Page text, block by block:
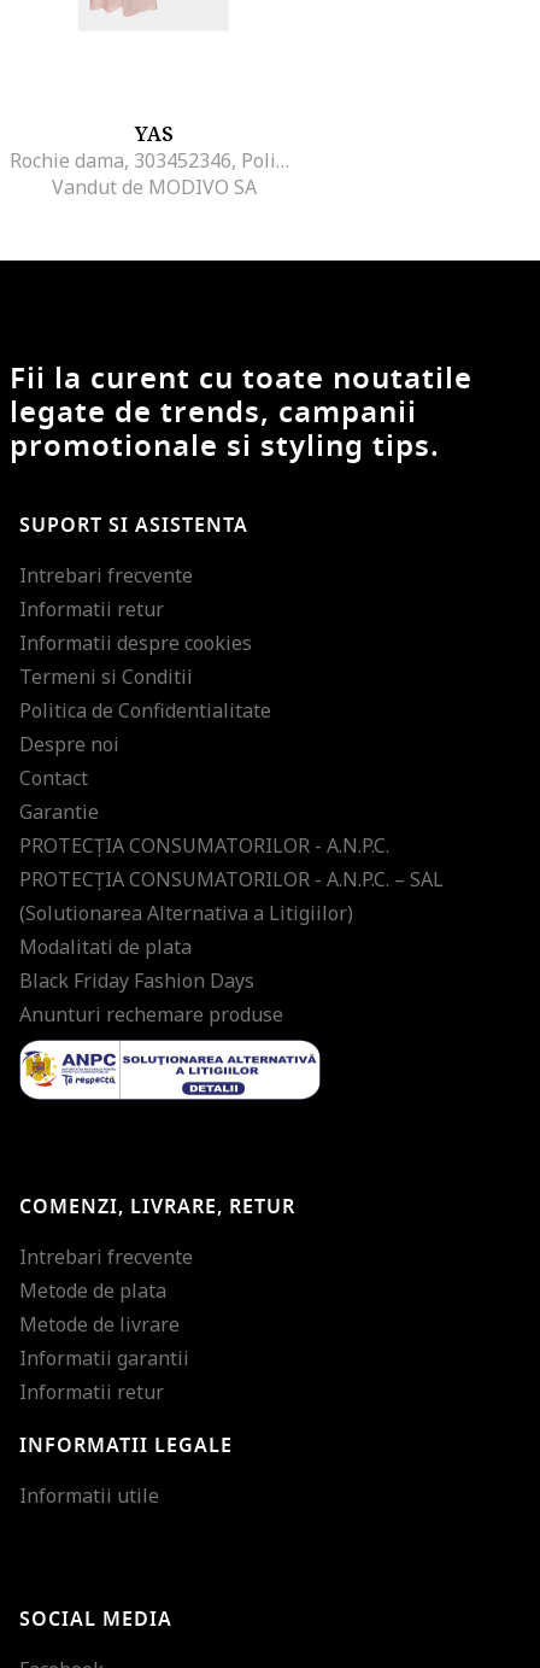
YAS
Rochie dama, 303452346, Poliester reciclat/Poliester, XL INTL, Roz
Vandut de MODIVO SA
Fii la curent cu toate noutatile
legate de trends, campanii
promotionale si styling tips.
SUPORT SI ASISTENTA
Intrebari frecvente
Informatii retur
Informatii despre cookies
Termeni si Conditii
Politica de Confidentialitate
Despre noi
Contact
Garantie
PROTECŢIA CONSUMATORILOR - A.N.P.C.
PROTECŢIA CONSUMATORILOR - A.N.P.C. – SAL
(Solutionarea Alternativa a Litigiilor)
Modalitati de plata
Black Friday Fashion Days
Anunturi rechemare produse
COMENZI, LIVRARE, RETUR
Intrebari frecvente
Metode de plata
Metode de livrare
Informatii garantii
Informatii retur
INFORMATII LEGALE
Informatii utile
SOCIAL MEDIA